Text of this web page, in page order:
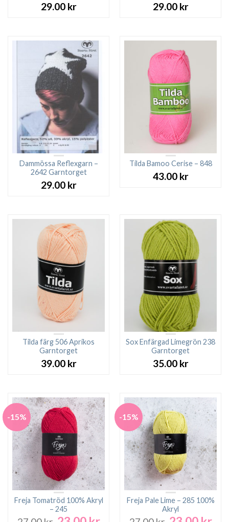
29.00 kr 29.00 kr
Dammössa Reflexgarn –
2642 Garntorget
29.00 kr
Tilda Bamoo Cerise – 848
43.00 kr
Tilda färg 506 Aprikos
Garntorget
39.00 kr
Sox Enfärgad Limegrön 238
Garntorget
35.00 kr
-15%
Freja Tomatröd 100% Akryl
– 245
-15%
Freja Pale Lime – 285 100%
Akryl